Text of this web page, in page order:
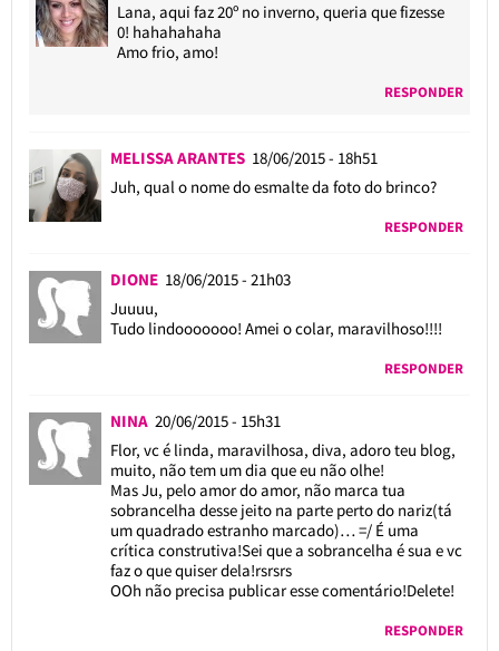
Lana, aqui faz 20º no inverno, queria que fizesse
0! hahahahaha
Amo frio, amo!
RESPONDER
MELISSA ARANTES 18/06/2015 - 18h51
Juh, qual o nome do esmalte da foto do brinco?
RESPONDER
DIONE 18/06/2015 - 21h03
Juuuu,
Tudo lindooooooo! Amei o colar, maravilhoso!!!!
RESPONDER
NINA 20/06/2015 - 15h31
Flor, vc é linda, maravilhosa, diva, adoro teu blog,
muito, não tem um dia que eu não olhe!
Mas Ju, pelo amor do amor, não marca tua
sobrancelha desse jeito na parte perto do nariz(tá
um quadrado estranho marcado)… =/ É uma
crítica construtiva!Sei que a sobrancelha é sua e vc
faz o que quiser dela!rsrsrs
OOh não precisa publicar esse comentário!Delete!
RESPONDER